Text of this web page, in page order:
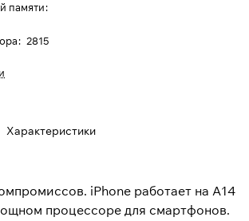
памяти:
: 2815
Характеристики
iPhone работает на A14
процессоре для смартфонов.